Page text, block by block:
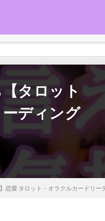
タロット
ディング
恋愛 タロット・オラクルカードリー